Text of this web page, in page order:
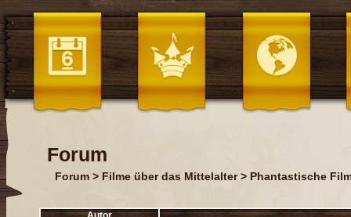
Forum
Forum > Filme über das Mittelalter> Phantastische